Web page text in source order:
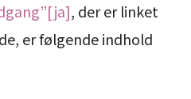
, der er linket
er følgende indhold